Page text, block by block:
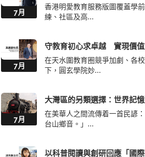
7月
香港明愛教育服務版圖覆蓋學
練、社區及高...
7月
守教育初心求卓越 實現價
在天水圍教育圈競爭加劇、各
下，圓玄學院妙...
7月
大灣區的另類選擇：世界記
在美華人之間流傳着一首民諺
台山鄉音。」...
以科普閱讀與創研回應「國